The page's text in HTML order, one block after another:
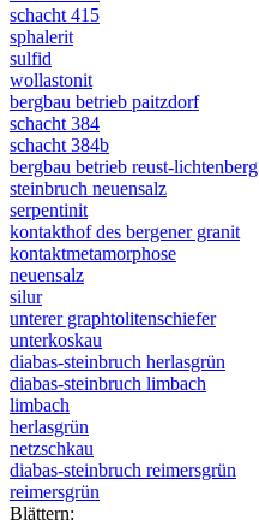
schacht 415
sphalerit
sulfid
wollastonit
bergbau betrieb paitzdorf
schacht 384
schacht 384b
bergbau betrieb reust-lichtenberg
steinbruch neuensalz
serpentinit
kontakthof des bergener granit
kontaktmetamorphose
neuensalz
silur
unterer graphtolitenschiefer
unterkoskau
diabas-steinbruch herlasgrün
diabas-steinbruch limbach
limbach
herlasgrün
netzschkau
diabas-steinbruch reimersgrün
reimersgrün
Blättern: